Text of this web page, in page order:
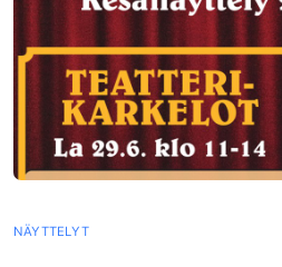
NÄYTTELYT